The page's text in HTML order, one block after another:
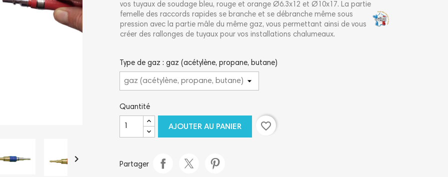

vos tuyaux de soudage bleu, rouge et orange Ø6.3x12 et Ø10x17. La partie
femelle des raccords rapides se branche et se débranche même sous
pression avec la partie mâle du même gaz, vous permettant ainsi de vous
créer des rallonges de tuyaux pour vos installations chalumeaux.
Type de gaz : gaz (acétylène, propane, butane)
Quantité
AJOUTER AU PANIER favorite_border
Partager